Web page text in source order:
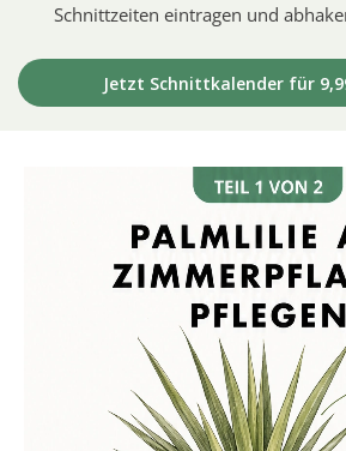
Schnittzeiten eintragen und
Jetzt Schnittkalender für